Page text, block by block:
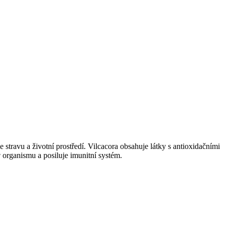
a životní prostředí. Vilcacora obsahuje látky s antioxidačními
a posiluje imunitní systém.